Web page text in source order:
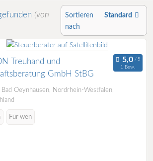
(von
Sortieren
nach
Standard
Treuhand und
GmbH StBG
1 Bew.
Oeynhausen, Nordrhein-Westfalen,
Für wen